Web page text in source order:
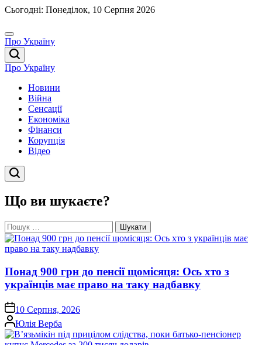
Перейти
вмісту
Сьогодні: Понеділок, 10 Серпня 2026
Про Україну
Про Україну
Новини
Війна
Сенсації
Економіка
Фінанси
Корупція
Відео
Що ви шукаєте?
Пошук:
Понад 900 грн до пенсії щомісяця: Ось хто з
українців має право на таку надбавку
on 10 Серпня, 2026
Опубліковано
Юлія Верба